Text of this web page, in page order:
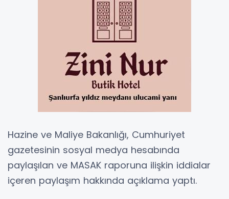
Hazine ve Maliye Bakanlığı, Cumhuriyet
gazetesinin sosyal medya hesabında
paylaşılan ve MASAK raporuna ilişkin iddialar
içeren paylaşım hakkında açıklama yaptı.